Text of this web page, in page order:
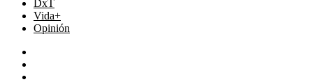
DxT
Vida+
Opinión